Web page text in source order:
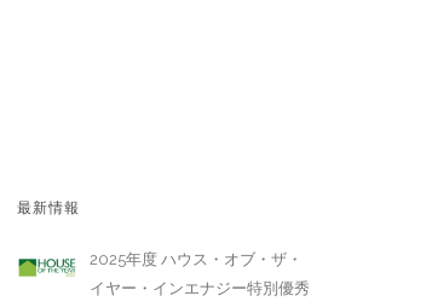
最新情報
2025年度 ハウス・オブ・ザ・
イヤー・インエナジー特別優秀